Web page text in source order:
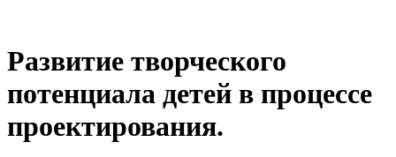
Развитие творческого
потенциала детей в процессе
проектирования.